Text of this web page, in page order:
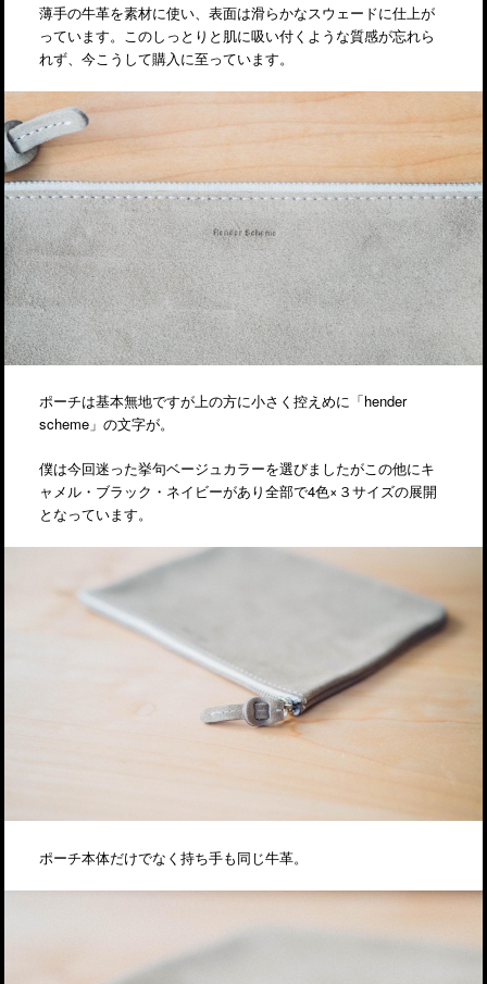
薄手の牛革を素材に使い、表面は滑らかなスウェードに仕上が
っています。このしっとりと肌に吸い付くような質感が忘れら
れず、今こうして購入に至っています。
ポーチは基本無地ですが上の方に小さく控えめに「hender
scheme」の文字が。
僕は今回迷った挙句ベージュカラーを選びましたがこの他にキ
ャメル・ブラック・ネイビーがあり全部で4色×３サイズの展開
となっています。
ポーチ本体だけでなく持ち手も同じ牛革。